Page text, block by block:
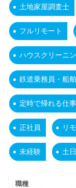
土地家屋調査士
フルリモート
ハウスクリーニ
鉄道乗務員・船
定時で帰れる仕事
正社員 リ
未経験 土
職種